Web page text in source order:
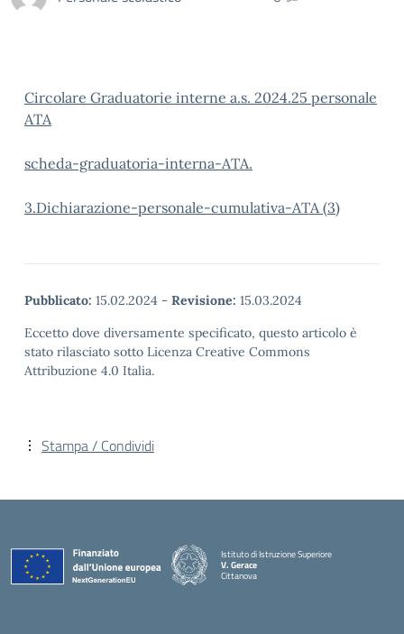
Circolare Graduatorie interne a.s. 2024.25 personale
ATA
scheda-graduatoria-interna-ATA.
3.Dichiarazione-personale-cumulativa-ATA (3)
Pubblicato: 15.02.2024 - Revisione: 15.03.2024
Eccetto dove diversamente specificato, questo articolo è
stato rilasciato sotto Licenza Creative Commons
Attribuzione 4.0 Italia.
Stampa / Condividi
Istituto di Istruzione Superiore
V. Gerace
Cittanova